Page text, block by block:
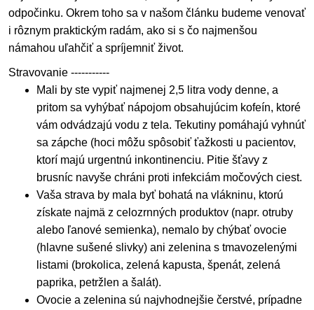
odpočinku. Okrem toho sa v našom článku budeme venovať
i rôznym praktickým radám, ako si s čo najmenšou
námahou uľahčiť a spríjemniť život.
Stravovanie -----------
Mali by ste vypiť najmenej 2,5 litra vody denne, a
pritom sa vyhýbať nápojom obsahujúcim kofeín, ktoré
vám odvádzajú vodu z tela. Tekutiny pomáhajú vyhnúť
sa zápche (hoci môžu spôsobiť ťažkosti u pacientov,
ktorí majú urgentnú inkontinenciu. Pitie šťavy z
brusníc navyše chráni proti infekciám močových ciest.
Vaša strava by mala byť bohatá na vlákninu, ktorú
získate najmä z celozrnných produktov (napr. otruby
alebo ľanové semienka), nemalo by chýbať ovocie
(hlavne sušené slivky) ani zelenina s tmavozelenými
listami (brokolica, zelená kapusta, špenát, zelená
paprika, petržlen a šalát).
Ovocie a zelenina sú najvhodnejšie čerstvé, prípadne